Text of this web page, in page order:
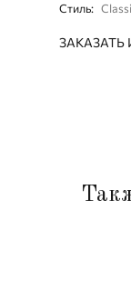
Стиль:
ЗАКАЗАТЬ